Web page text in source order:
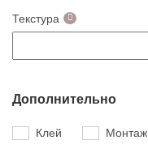
Текстура
Дополнительно
Клей Монтаж